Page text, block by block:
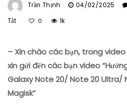
Trần Thịnh 04/02/2025
Tắt
ROOT
Samsung
Galaxy
Note
20/
0 1k
– Xin chào các bạn, trong
xin gửi đến các bạn video
Galaxy Note 20/ Note 20 Ultra/
Magisk”